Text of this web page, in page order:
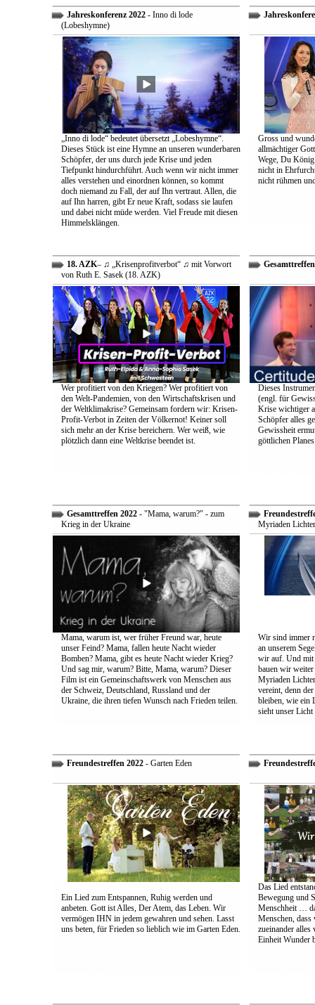
Jahreskonferenz 2022- Inno di lode
(Lobeshymne)
„Inno di lode“ bedeutet übersetzt „Lobeshymne“.
Dieses Stück ist eine Hymne an unseren wunderbaren
Schöpfer, der uns durch jede Krise und jeden
Tiefpunkt hindurchführt. Auch wenn wir nicht immer
alles verstehen und einordnen können, so kommt
doch niemand zu Fall, der auf Ihn vertraut. Allen, die
auf Ihn harren, gibt Er neue Kraft, sodass sie laufen
und dabei nicht müde werden. Viel Freude mit diesen
Himmelsklängen.
Gross und
allmächtiger
Wege, Du
nicht in
nicht rühmen
18. AZK– ♫ „Krisenprofitverbot“ ♫ mit Vorwort
von Ruth E. Sasek (18. AZK)
Wer profitiert von den Kriegen? Wer profitiert von
den Welt-Pandemien, von den Wirtschaftskrisen und
der Weltklimakrise? Gemeinsam fordern wir: Krisen-
Profit-Verbot in Zeiten der Völkernot! Keiner soll
sich mehr an der Krise bereichern. Wer weiß, wie
plötzlich dann eine Weltkrise beendet ist.
Dieses
(engl. für
Krise wichtiger
Schöpfer alles
Gewissheit
göttlichen
Gesamttreffen 2022- "Mama, warum?" - zum
Krieg in der Ukraine
Mama, warum ist, wer früher Freund war, heute
unser Feind? Mama, fallen heute Nacht wieder
Bomben? Mama, gibt es heute Nacht wieder Krieg?
Und sag mir, warum? Bitte, Mama, warum? Dieser
Film ist ein Gemeinschaftswerk von Menschen aus
der Schweiz, Deutschland, Russland und der
Ukraine, die ihren tiefen Wunsch nach Frieden teilen.
Myriaden
Wir sind immer
an unserem
wir auf. Und mit
bauen wir
Myriaden
vereint, denn
bleiben, wie ein
sieht unser
Freundestreffen 2022- Garten Eden
Ein Lied zum Entspannen, Ruhig werden und
anbeten. Gott ist Alles, Der Atem, das Leben. Wir
vermögen IHN in jedem gewahren und sehen. Lasst
uns beten, für Frieden so lieblich wie im Garten Eden.
Das Lied
Bewegung und
Menschheit …
Menschen,
zueinander alles
Einheit Wunder